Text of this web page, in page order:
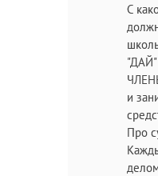
С
и
Про